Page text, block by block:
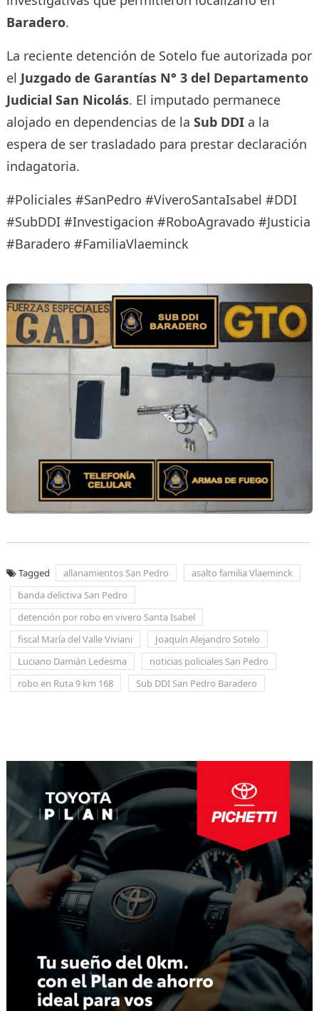
Baradero.
La reciente detención de Sotelo fue autorizada por
el Juzgado de Garantías N° 3 del Departamento
Judicial San Nicolás. El imputado permanece
alojado en dependencias de la Sub DDIa la
espera de ser trasladado para prestar declaración
indagatoria.
#Policiales #SanPedro #ViveroSantaIsabel #DDI
#SubDDI #Investigacion #RoboAgravado #Justicia
#Baradero #FamiliaVlaeminck
Tagged allanamientos San Pedro
asalto familia Vlaeminck
banda delictiva San Pedro
detención por robo en vivero Santa Isabel
fiscal María del Valle Viviani
Joaquín Alejandro Sotelo
Luciano Damián Ledesma
noticias policiales San Pedro
robo en Ruta 9 km 168
Sub DDI San Pedro Baradero
entradas